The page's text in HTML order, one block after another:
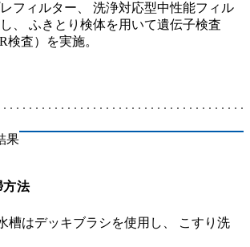
フィルター、 洗浄対応型中性能フィル
、 ふきとり検体を用いて遺伝子検査
検査）を実施。
果
方法
槽はデッキブラシを使用し、 こすり洗